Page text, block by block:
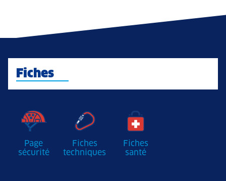
Fiches
Page
sécurité
Fiches
techniques
Fiches
santé